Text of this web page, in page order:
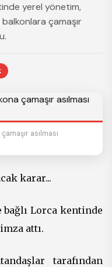
yerel yönetim,
çamaşır
asılması
karar...
bağlı Lorca kentinde
attı.
tarafından